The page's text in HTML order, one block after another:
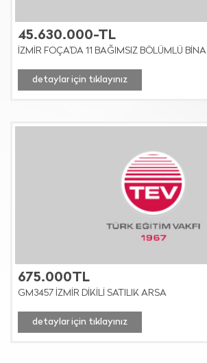
45.630.000-TL
İZMİR FOÇA'DA 11 BAĞIMSIZ BÖLÜMLÜ BİNA
detaylar için tıklayınız
675.000TL
GM3457 İZMİR DİKİLİ SATILIK ARSA
detaylar için tıklayınız